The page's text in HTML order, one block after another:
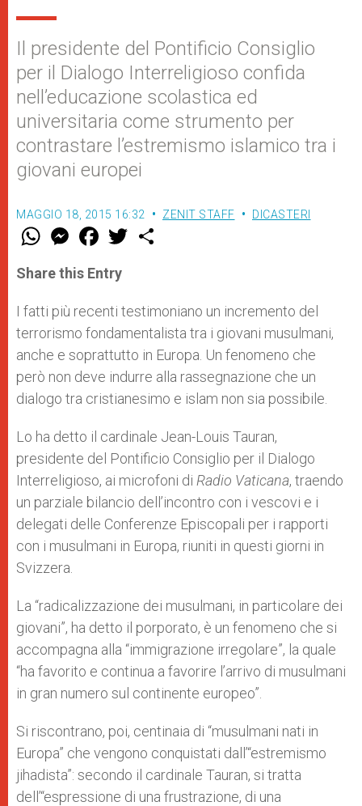
Il presidente del Pontificio Consiglio
per il Dialogo Interreligioso confida
nell’educazione scolastica ed
universitaria come strumento per
contrastare l’estremismo islamico tra i
giovani europei
MAGGIO 18, 2015 16:32 ZENIT STAFF DICASTERI
W
t
s
p
p
M
e
s
e
g
e
r
F
a
e
b
o
k
w
r
Share this Entry
I fatti più recenti testimoniano un incremento del
terrorismo fondamentalista tra i giovani musulmani,
anche e soprattutto in Europa. Un fenomeno che
però non deve indurre alla rassegnazione che un
dialogo tra cristianesimo e islam non sia possibile.
Lo ha detto il cardinale Jean-Louis Tauran,
presidente del Pontificio Consiglio per il Dialogo
Interreligioso, ai microfoni di Radio Vaticana, traendo
un parziale bilancio dell’incontro con i vescovi e i
delegati delle Conferenze Episcopali per i rapporti
con i musulmani in Europa, riuniti in questi giorni in
Svizzera.
La “radicalizzazione dei musulmani, in particolare dei
giovani”, ha detto il porporato, è un fenomeno che si
accompagna alla “immigrazione irregolare”, la quale
“ha favorito e continua a favorire l’arrivo di musulmani
in gran numero sul continente europeo”.
Si riscontrano, poi, centinaia di “musulmani nati in
Europa” che vengono conquistati dall’“estremismo
jihadista”: secondo il cardinale Tauran, si tratta
dell’“espressione di una frustrazione, di una